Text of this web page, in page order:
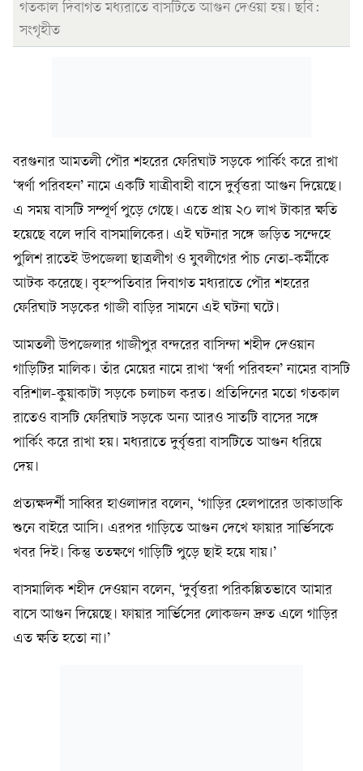
গতকাল দিবাগত মধ্যরাতে বাসটিতে আগুন দেওয়া হয়। ছবি:
সংগৃহীত
বরগুনার আমতলী পৌর শহরের ফেরিঘাট সড়কে পার্কিং করে রাখা
‘স্বর্ণা পরিবহন’ নামে একটি যাত্রীবাহী বাসে দুর্বৃত্তরা আগুন দিয়েছে।
এ সময় বাসটি সম্পূর্ণ পুড়ে গেছে। এতে প্রায় ২০ লাখ টাকার ক্ষতি
হয়েছে বলে দাবি বাসমালিকের। এই ঘটনার সঙ্গে জড়িত সন্দেহে
পুলিশ রাতেই উপজেলা ছাত্রলীগ ও যুবলীগের পাঁচ নেতা-কর্মীকে
আটক করেছে। বৃহস্পতিবার দিবাগত মধ্যরাতে পৌর শহরের
ফেরিঘাট সড়কের গাজী বাড়ির সামনে এই ঘটনা ঘটে।
আমতলী উপজেলার গাজীপুর বন্দরের বাসিন্দা শহীদ দেওয়ান
গাড়িটির মালিক। তাঁর মেয়ের নামে রাখা ‘স্বর্ণা পরিবহন’ নামের বাসটি
বরিশাল-কুয়াকাটা সড়কে চলাচল করত। প্রতিদিনের মতো গতকাল
রাতেও বাসটি ফেরিঘাট সড়কে অন্য আরও সাতটি বাসের সঙ্গে
পার্কিং করে রাখা হয়। মধ্যরাতে দুর্বৃত্তরা বাসটিতে আগুন ধরিয়ে
দেয়।
প্রত্যক্ষদর্শী সাব্বির হাওলাদার বলেন, ‘গাড়ির হেলপারের ডাকাডাকি
শুনে বাইরে আসি। এরপর গাড়িতে আগুন দেখে ফায়ার সার্ভিসকে
খবর দিই। কিন্তু ততক্ষণে গাড়িটি পুড়ে ছাই হয়ে যায়।’
বাসমালিক শহীদ দেওয়ান বলেন, ‘দুর্বৃত্তরা পরিকল্পিতভাবে আমার
বাসে আগুন দিয়েছে। ফায়ার সার্ভিসের লোকজন দ্রুত এলে গাড়ির
এত ক্ষতি হতো না।’